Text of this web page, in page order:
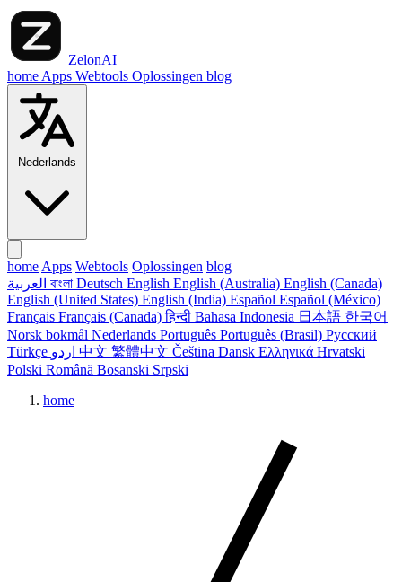
ZelonAI
home Apps Webtools Oplossingen blog
Nederlands
home Apps Webtools Oplossingen blog
বাংলা Deutsch English English (Australia) English (Canada)
English (United States) English (India) Español Español (México)
Français Français (Canada)हिन्दी Bahasa Indonesia 日本語 한국어
Norsk bokmål Nederlands Português Português (Brasil) Русский
Türkçe
中文 繁體中文 Čeština Dansk Ελληνικά Hrvatski
Polski Română Bosanski Srpski
home